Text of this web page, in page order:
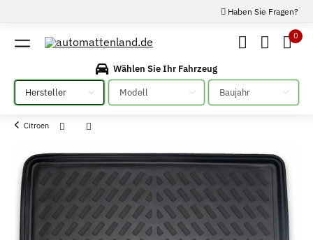
Haben Sie Fragen?
0
Wählen Sie Ihr Fahrzeug
Bitte auswählen
Bitte auswählen Bitte auswählen
Citroen